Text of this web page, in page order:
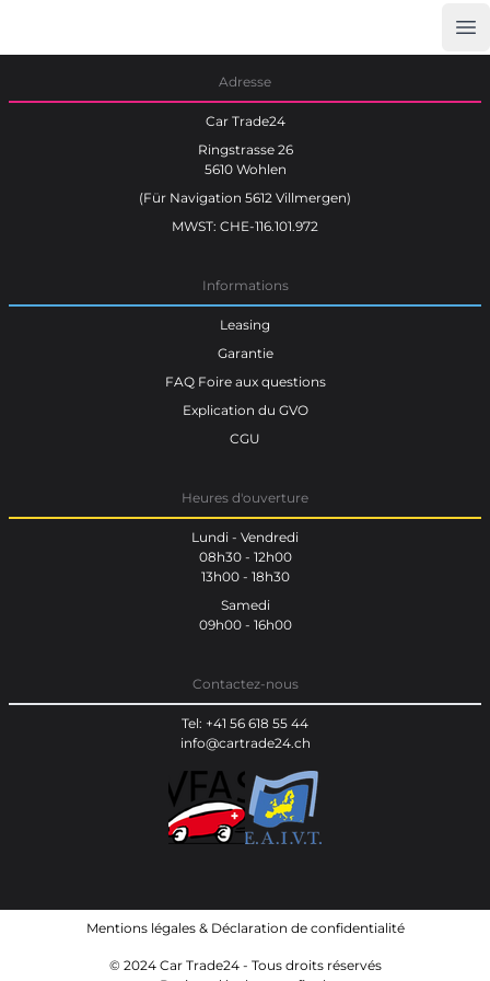
Adresse
Car Trade24
Ringstrasse 26
5610 Wohlen
(Für Navigation 5612 Villmergen)
MWST: CHE-116.101.972
Informations
Leasing
Garantie
FAQ Foire aux questions
Explication du GVO
CGU
Heures d'ouverture
Lundi - Vendredi
08h30 - 12h00
13h00 - 18h30
Samedi
09h00 - 16h00
Contactez-nous
Tel: +41 56 618 55 44
info@cartrade24.ch
Mentions légales& Déclaration de confidentialité
© 2024 Car Trade24 - Tous droits réservés